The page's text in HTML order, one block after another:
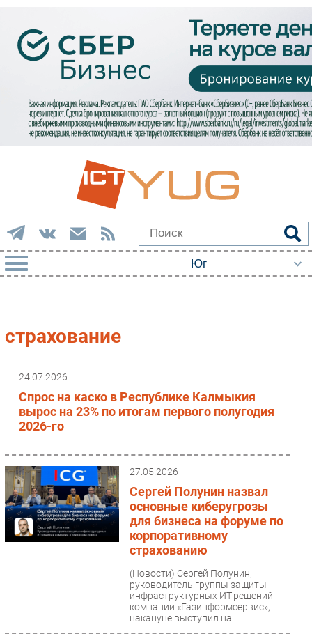
Импорто­замещение
Автоматизация Промышленности
Фиксированная связь
Интеграция
Маркетинг
Торговые сети
Оборудование
ПО
Outsourcing
страхование
24.07.2026
Спрос на каско в Республике Калмыкия
вырос на 23% по итогам первого полугодия
2026-го
27.05.2026
Сергей Полунин назвал
основные киберугрозы
для бизнеса на форуме по
корпоративному
страхованию
(Новости) Сергей Полунин,
руководитель группы защиты
инфраструктурных ИТ-решений
компании «Газинформсервис»,
накануне выступил на